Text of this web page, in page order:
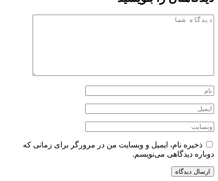
ذخیره نام، ایمیل و وبسایت من در مرورگر برای زمانی که
دوباره دیدگاهی می‌نویسم.